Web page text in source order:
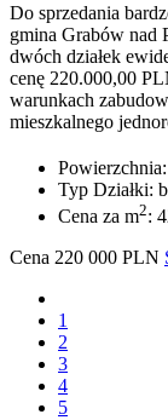
Do sprzedania
gmina Grabów nad
dwóch działek
cenę 220.000,00
warunkach
mieszkalnego
Typ Działki:
Cena za m2:
Cena 220 000 PLN
1
2
3
4
5